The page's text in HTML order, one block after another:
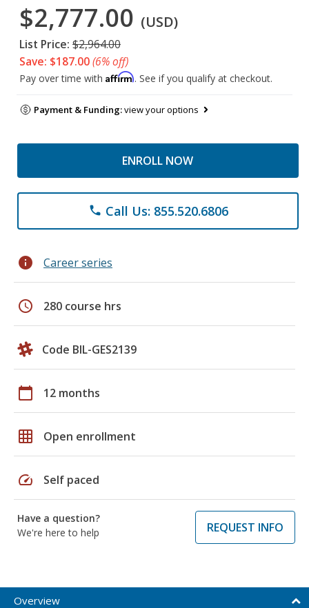
$2,777.00 (USD)
List Price: $2,964.00
Save: $187.00(6% off)
Pay over time with Affirm. See if you qualify at checkout.
Payment & Funding:view your options
ENROLL NOW
phone Call Us: 855.520.6806
info Career series
schedule 280 course hrs
Code BIL-GES2139
calendar_today 12 months
grid_on Open enrollment
speed Self paced
Have a question?
We're here to help
REQUEST INFO
Overview